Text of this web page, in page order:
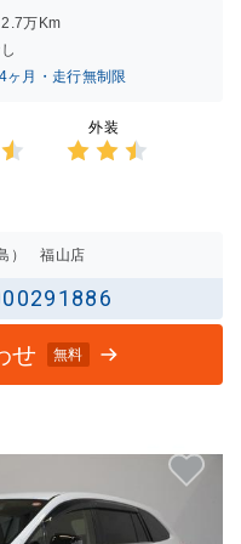
2.7万Km
ヶ月・走行無制限
外装
） 福山店
せ 無料